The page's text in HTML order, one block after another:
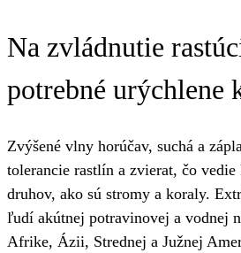
Na zvládnutie
potrebné urýchlene
Zvýšené vlny horúčav, suchá a
tolerancie rastlín a zvierat, čo
druhov, ako sú stromy a koraly.
ľudí akútnej potravinovej a vodnej
Afrike, Ázii, Strednej a Južnej